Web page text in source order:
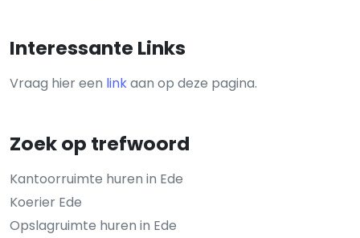
Interessante Links
Vraag hier een linkaan op deze pagina.
Zoek op trefwoord
Kantoorruimte huren in Ede
Koerier Ede
Opslagruimte huren in Ede